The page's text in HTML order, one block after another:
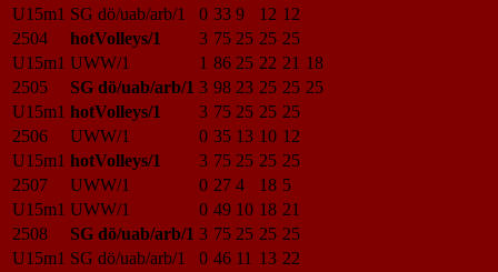
U15m1 SG dö/uab/arb/1 0 33 9 12 12
2504
hotVolleys/1 3 75 25 25 25
U15m1 UWW/1 1 86 25 22 21 18
2505
SG dö/uab/arb/1 3 98 23 25 25 25
U15m1 hotVolleys/1 3 75 25 25 25
2506
UWW/1 0 35 13 10 12
U15m1 hotVolleys/1 3 75 25 25 25
2507
UWW/1 0 27 4 18 5
U15m1 UWW/1 0 49 10 18 21
2508
SG dö/uab/arb/1 3 75 25 25 25
U15m1 SG dö/uab/arb/1 0 46 11 13 22